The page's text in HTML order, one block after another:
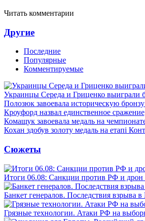
Читать комментарии
Другие
Последние
Популярные
Комментируемые
Украинцы Середа и Гриценко выиграли
Полозюк завоевала историческую
Кроуфорд назвал единственное
Комащук завоевала медаль на
Кохан здобув золоту медаль на етапі
Сюжеты
Итоги 06.08: Санкции против РФ и дрон
Банкет генералов. Последствия взрыва
Грязные технологии. Атаки РФ на